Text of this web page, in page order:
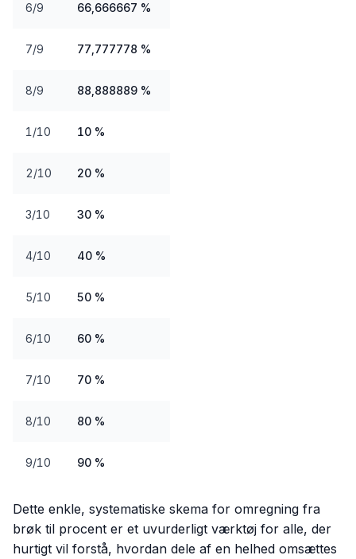
6/9 66,666667 %
7/9 77,777778 %
8/9 88,888889 %
1/10 10 %
2/10 20 %
3/10 30 %
4/10 40 %
5/10 50 %
6/10 60 %
7/10 70 %
8/10 80 %
9/10 90 %
Dette enkle, systematiske skema for omregning fra
brøk til procent er et uvurderligt værktøj for alle, der
hurtigt vil forstå, hvordan dele af en helhed omsættes